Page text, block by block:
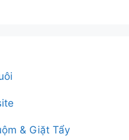
& Giặt Tẩy